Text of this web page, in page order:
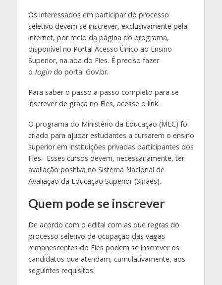
Os interessados em participar do processo
seletivo devem se inscrever, exclusivamente pela
internet, por meio da página do programa,
disponível no Portal Acesso Único ao Ensino
Superior, na aba do Fies. É preciso fazer
o logindo portal Gov.br.
Para saber o passo a passo completo para se
inscrever de graça no Fies, acesse o link.
O programa do Ministério da Educação (MEC) foi
criado para ajudar estudantes a cursarem o ensino
superior em instituições privadas participantes dos
Fies. Esses cursos devem, necessariamente, ter
avaliação positiva no Sistema Nacional de
Avaliação da Educação Superior (Sinaes).
Quem pode se inscrever
De acordo com o edital com as que regras do
processo seletivo de ocupação das vagas
remanescentes do Fies podem se inscrever os
candidatos que atendam, cumulativamente, aos
seguintes requisitos: